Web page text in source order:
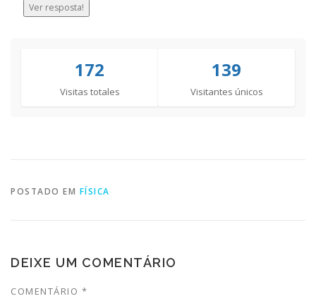
Ver resposta!
172
Visitas totales
139
Visitantes únicos
POSTADO EM FÍSICA
DEIXE UM COMENTÁRIO
COMENTÁRIO *